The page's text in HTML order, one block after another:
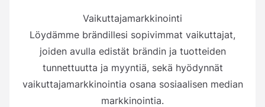
Vaikuttajamarkkinointi
Löydämme brändillesi sopivimmat vaikuttajat,
joiden avulla edistät brändin ja tuotteiden
tunnettuutta ja myyntiä, sekä hyödynnät
vaikuttajamarkkinointia osana sosiaalisen median
markkinointia.